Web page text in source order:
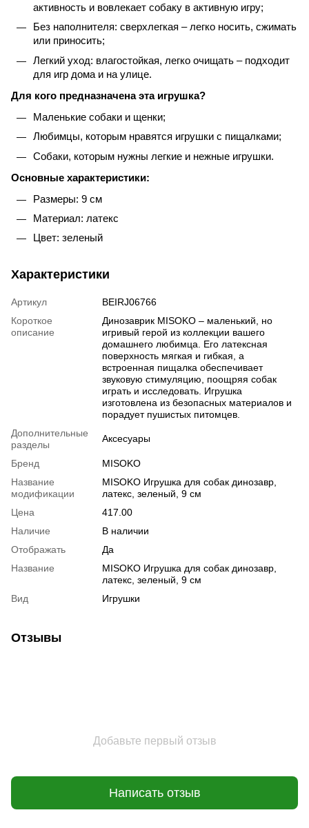
активность и вовлекает собаку в активную игру;
Без наполнителя: сверхлегкая – легко носить, сжимать
или приносить;
Легкий уход: влагостойкая, легко очищать – подходит
для игр дома и на улице.
Для кого предназначена эта игрушка?
Маленькие собаки и щенки;
Любимцы, которым нравятся игрушки с пищалками;
Собаки, которым нужны легкие и нежные игрушки.
Основные характеристики:
Размеры: 9 см
Материал: латекс
Цвет: зеленый
Характеристики
Артикул
BEIRJ06766
Короткое
описание
Динозаврик MISOKO – маленький, но
игривый герой из коллекции вашего
домашнего любимца. Его латексная
поверхность мягкая и гибкая, а
встроенная пищалка обеспечивает
звуковую стимуляцию, поощряя собак
играть и исследовать. Игрушка
изготовлена из безопасных материалов и
порадует пушистых питомцев.
Дополнительные
разделы
Аксесуары
Бренд
MISOKO
Название
модификации
MISOKO Игрушка для собак динозавр,
латекс, зеленый, 9 см
Цена
417.00
Наличие
В наличии
Отображать
Да
Название
MISOKO Игрушка для собак динозавр,
латекс, зеленый, 9 см
Вид
Игрушки
Отзывы
Добавьте первый отзыв
Написать отзыв